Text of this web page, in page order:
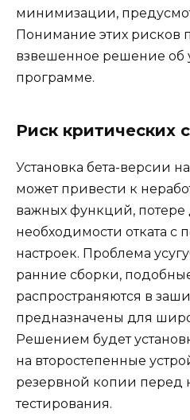
минимизации,
Понимание этих рисков
взвешенное решение об
программе.
Риск критических
Установка бета-версии
может привести к
важных функций, потере
необходимости отката с
настроек. Проблема
ранние сборки,
распространяются в
предназначены для
Решением будет
на второстепенные
резервной копии перед
тестирования.